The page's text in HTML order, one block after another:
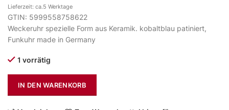
Lieferzeit: ca.5 Werktage
GTIN: 5999558758622
Weckeruhr spezielle Form aus Keramik. kobaltblau patiniert,
Funkuhr made in Germany
1 vorrätig
IN DEN WARENKORB